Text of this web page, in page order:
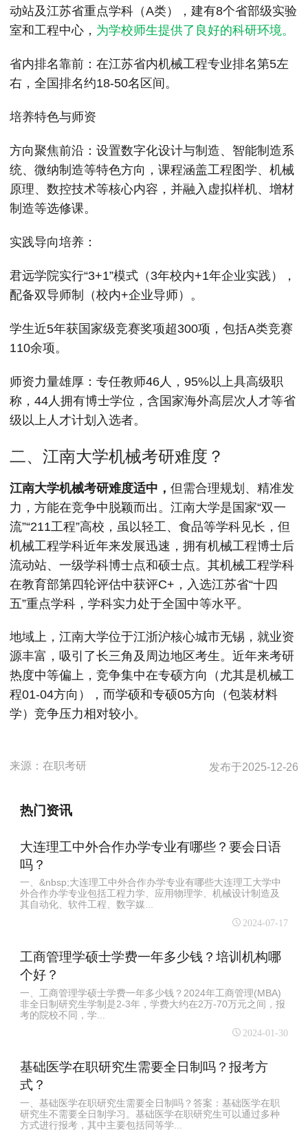
动站及江苏省重点学科（A类），建有8个省部级实验
室和工程中心， 为学校师生提供了良好的科研环境。‌‌
‌省内排名靠前‌：在江苏省内机械工程专业排名第5左
右，全国排名约18-50名区间。‌‌
培养特色与师资
‌方向聚焦前沿‌：设置数字化设计与制造、智能制造系
统、微纳制造等特色方向，课程涵盖工程图学、机械
原理、数控技术等核心内容，并融入虚拟样机、增材
制造等选修课。‌‌
‌实践导向培养‌：
君远学院实行“3+1”模式（3年校内+1年企业实践），
配备双导师制（校内+企业导师）。‌‌
学生近5年获国家级竞赛奖项超300项，包括A类竞赛
110余项。‌‌
‌师资力量雄厚‌：专任教师46人，95%以上具高级职
称，44人拥有博士学位，含国家海外高层次人才等省
级以上人才计划入选者。‌‌
二、江南大学机械考研难度？
江南大学机械考研难度适中，但需合理规划、精准发
力，方能在竞争中脱颖而出。江南大学是国家“双一
流”“211工程”高校，虽以轻工、食品等学科见长，但
机械工程学科近年来发展迅速，拥有‌机械工程博士后
流动站‌、一级学科博士点和硕士点。其机械工程学科
在教育部第四轮评估中获评‌C+‌，入选江苏省“十四
五”重点学科，学科实力处于全国中等水平。
地域上，江南大学位于江浙沪核心城市无锡，就业资
源丰富，吸引了长三角及周边地区考生。近年来考研
热度‌中等偏上‌，竞争集中在专硕方向（尤其是机械工
程01-04方向），而学硕和专硕05方向（包装材料
学）竞争压力相对较小。
来源：在职考研 发布于2025-12-26
热门资讯
大连理工中外合作办学专业有哪些？要会日语
吗？
一、&nbsp;大连理工中外合作办学专业有哪些大连理工大学中
外合作办学专业包括工程力学、应用物理学、机械设计制造及
其自动化、软件工程、数字媒...
2024-07-17
工商管理学硕士学费一年多少钱？培训机构哪
个好？
一、工商管理学硕士学费一年多少钱？2024年工商管理(MBA)
非全日制研究生学制是2-3年，学费大约在2万-70万元之间，报
考的院校不同，学...
2024-01-30
基础医学在职研究生需要全日制吗？报考方
式？
一、基础医学在职研究生需要全日制吗？答案：基础医学在职
研究生不需要全日制学习。基础医学在职研究生可以通过多种
方式进行报考，其中主要包括同等学...